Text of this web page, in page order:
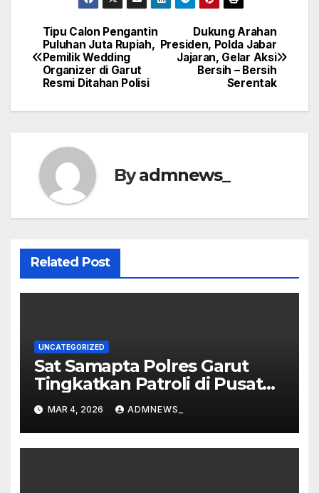
Post
navigation
Dukung Arahan
Presiden, Polda Jabar
Jajaran, Gelar Aksi
Bersih – Bersih
Serentak
Tipu Calon Pengantin
Puluhan Juta Rupiah,
Pemilik Wedding
Organizer di Garut
Resmi Ditahan Polisi
Byadmnews_
Related Post
UNCATEGORIZED
Sat Samapta Polres Garut
Tingkatkan Patroli di Pusat
Perbelanjaan
MAR 4, 2026 ADMNEWS_